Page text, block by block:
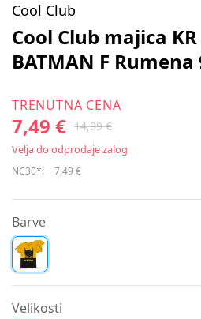
Cool Club
Cool Club majica
BATMAN F Rumena
TRENUTNA CENA
7,49 € 14,99 €
Velja do odprodaje zalog
NC30*: 7,49 €
Barve
Velikosti